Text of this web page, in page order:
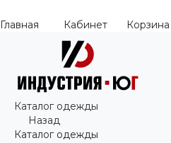
Главная Кабинет Корзина
Каталог одежды
Назад
Каталог одежды